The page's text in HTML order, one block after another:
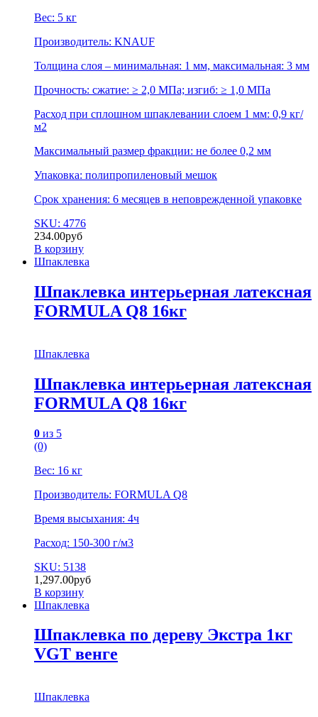
Вес: 5 кг
Производитель: KNAUF
Толщина слоя – минимальная: 1 мм, максимальная: 3 мм
Прочность: сжатие: ≥ 2,0 МПа; изгиб: ≥ 1,0 МПа
Расход при сплошном шпаклевании слоем 1 мм: 0,9 кг/
м2
Максимальный размер фракции: не более 0,2 мм
Упаковка: полипропиленовый мешок
Срок хранения: 6 месяцев в неповрежденной упаковке
SKU: 4776
234.00руб
В корзину
Шпаклевка
Шпаклевка интерьерная латексная
FORMULA Q8 16кг
Шпаклевка
Шпаклевка интерьерная латексная
FORMULA Q8 16кг
0 из 5
(0)
Вес: 16 кг
Производитель: FORMULA Q8
Время высыхания: 4ч
Расход: 150-300 г/м3
SKU: 5138
1,297.00руб
В корзину
Шпаклевка
Шпаклевка по дереву Экстра 1кг
VGT венге
Шпаклевка